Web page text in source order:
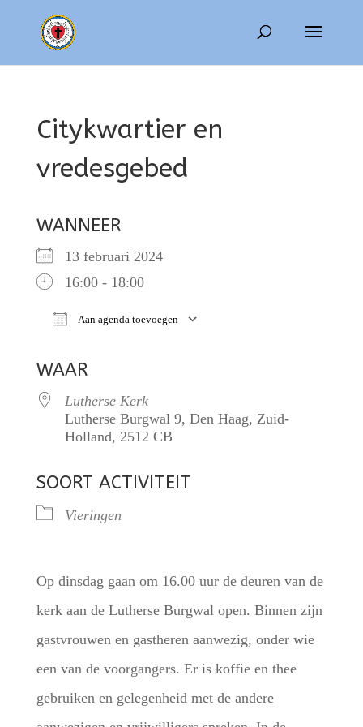
Citykwartier en
vredesgebed
WANNEER
13 februari 2024
16:00 - 18:00
Aan agenda toevoegen
WAAR
Lutherse Kerk
Lutherse Burgwal 9, Den Haag, Zuid-
Holland, 2512 CB
SOORT ACTIVITEIT
Vieringen
Op dinsdag gaan om 16.00 uur de deuren van de
kerk aan de Lutherse Burgwal open. Binnen zijn
gastvrouwen en gastheren aanwezig, onder wie
een van de voorgangers. Er is koffie en thee
gebruiken en gelegenheid met de andere